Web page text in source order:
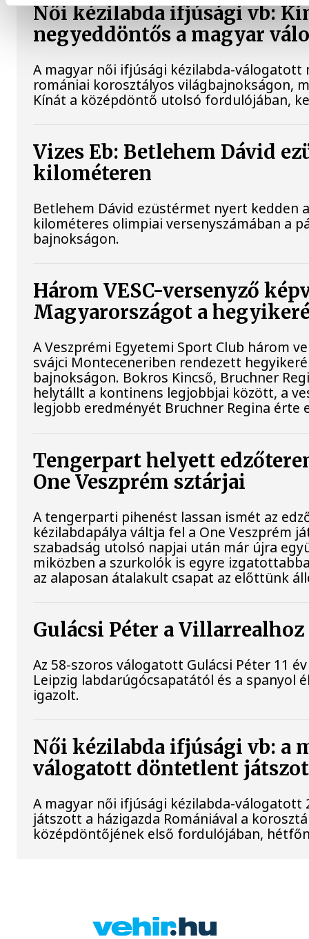
Női kézilabda ifjúsági vb:
negyeddöntős a magyar
A magyar női ifjúsági kézilabda-
romániai korosztályos világbajnokságon,
Kínát a középdöntő utolsó fordulójában,
Vizes Eb: Betlehem Dávid
kilométeren
Betlehem Dávid ezüstérmet nyert kedden
kilométeres olimpiai versenyszámában a
bajnokságon.
Három VESC-versenyző
Magyarországot a
A Veszprémi Egyetemi Sport Club három
svájci Monteceneriben rendezett
bajnokságon. Bokros Kincső, Bruchner
helytállt a kontinens legjobbjai között, a
legjobb eredményét Bruchner Regina érte
Tengerpart helyett
One Veszprém sztárjai
A tengerparti pihenést lassan ismét az
kézilabdapálya váltja fel a One Veszprém
szabadság utolsó napjai után már újra
miközben a szurkolók is egyre
az alaposan átalakult csapat az előttünk
Gulácsi Péter a
Az 58-szoros válogatott Gulácsi Péter 11
Leipzig labdarúgócsapatától és a spanyol
igazolt.
Női kézilabda ifjúsági vb: a
válogatott döntetlent
A magyar női ifjúsági kézilabda-válogatott
játszott a házigazda Romániával a
középdöntőjének első fordulójában,